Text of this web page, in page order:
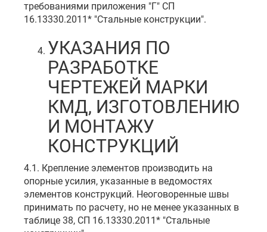
требованиями приложения "Г" СП
16.13330.2011* "Стальные конструкции".
УКАЗАНИЯ ПО
РАЗРАБОТКЕ
ЧЕРТЕЖЕЙ МАРКИ
КМД, ИЗГОТОВЛЕНИЮ
И МОНТАЖУ
КОНСТРУКЦИЙ
4.1. Крепление элементов производить на
опорные усилия, указанные в ведомостях
элементов конструкций. Неоговоренные швы
принимать по расчету, но не менее указанных в
таблице 38, СП 16.13330.2011* "Стальные